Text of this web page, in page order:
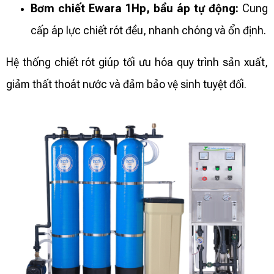
Bơm chiết Ewara 1Hp, bầu áp tự động: Cung
cấp áp lực chiết rót đều, nhanh chóng và ổn định.
Hệ thống chiết rót giúp tối ưu hóa quy trình sản xuất,
giảm thất thoát nước và đảm bảo vệ sinh tuyệt đối.